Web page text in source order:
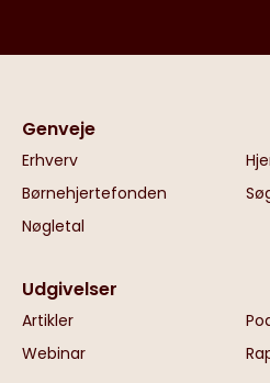
Genveje
Erhverv
Børnehjertefonden
Nøgletal
Udgivelser
Artikler
Webinar